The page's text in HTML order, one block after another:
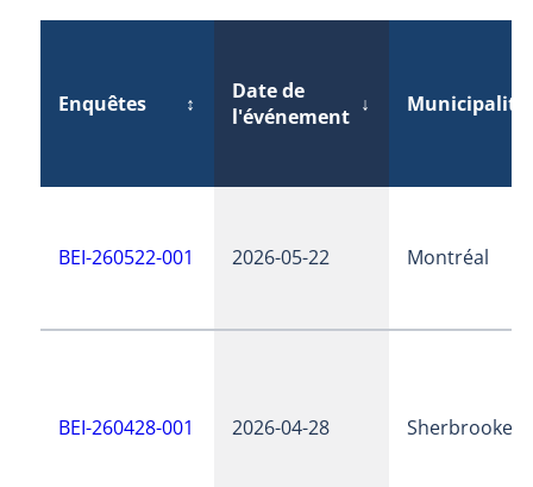
Enquêtes ↕
Date de
l'événement ↓ Municipalité
BEI-260522-001 2026-05-22 Montréal
BEI-260428-001 2026-04-28 Sherbrooke